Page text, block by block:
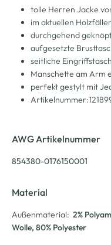
tolle Herren Jacke
im aktuellen
durchgehend
aufgesetzte
seitliche
Manschette am Arm
perfekt gestylt mit
AWG Artikelnummer
854380-0176150001
Material
Außenmaterial: 2%
Wolle, 80% Polyester